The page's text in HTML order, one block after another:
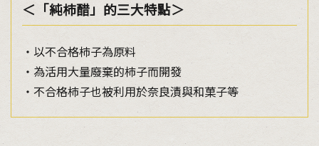
＜「純柿醋」的三大特點＞
・以不合格柿子為原料
・為活用大量廢棄的柿子而開發
・不合格柿子也被利用於奈良漬與和菓子等